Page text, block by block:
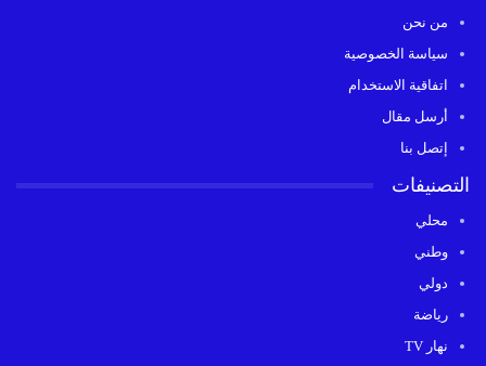
من نحن
سياسة الخصوصية
اتفاقية الاستخدام
أرسل مقال
إتصل بنا
التصنيفات
محلي
وطني
دولي
رياضة
نهار TV